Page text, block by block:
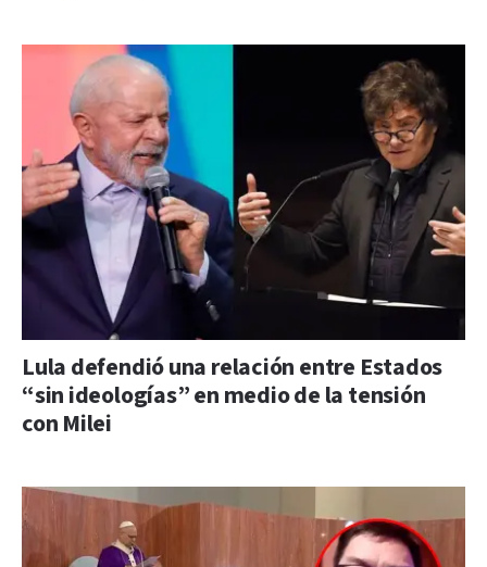
Lula defendió una relación entre Estados
“sin ideologías” en medio de la tensión
con Milei